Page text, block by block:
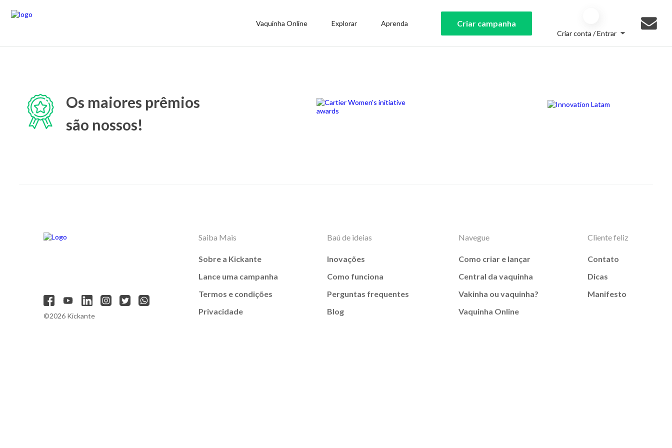
Vaquinha Online Explorar Aprenda Criar campanha
Criar conta / Entrar
Os maiores prêmios
são nossos!
©2026 Kickante
Saiba Mais
Sobre a Kickante
Lance uma campanha
Termos e condições
Privacidade
Baú de ideias
Inovações
Como funciona
Perguntas frequentes
Blog
Navegue
Como criar e lançar
Central da vaquinha
Vakinha ou vaquinha?
Vaquinha Online
Cliente feliz
Contato
Dicas
Manifesto